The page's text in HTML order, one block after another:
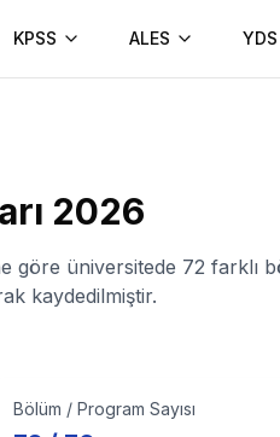
KPSS ALES YDS
2026
göre üniversitede 72 farklı
kaydedilmiştir.
Bölüm / Program Sayısı